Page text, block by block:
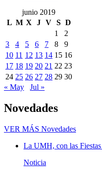
junio 2019
L M X J V S D
1
2
3
4 5 6 7 8
9
10 11 12 13 14 15 16
17 18 19 20 21 22 23
24 25 26 27 28 29 30
« May
Jul »
Novedades
VER MÁS Novedades
La UMH, con las
Noticia